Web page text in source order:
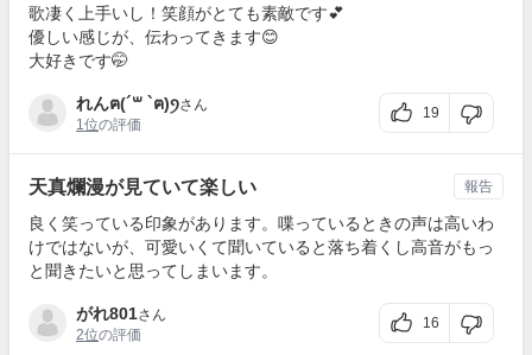
歌凄く上手いし！笑顔がとても素敵です💕
優しい感じが、伝わってきます😊
大好きです🤭
れん‪ฅ(´꒳ `ฅ)ꪆ‬さん
1位の評価
19
天真爛漫が見ていて楽しい
良く笑っている印象があります。喋っているときの声は高いわ
けではないが、可愛いくて聞いていると落ち着くし高音がもっ
と聞きたいと思ってしまいます。
がれ801さん
2位の評価
16
報告